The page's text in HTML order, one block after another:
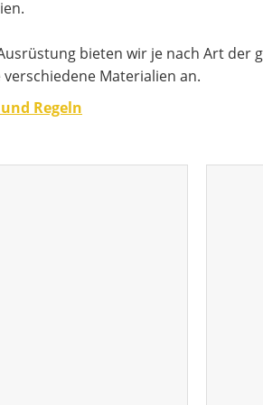
bieten wir je nach Art der
Materialien an.
Regeln